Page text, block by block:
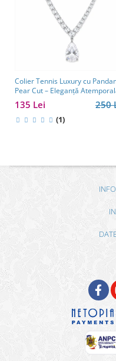
Colier Tennis Luxury cu
Pear Cut – Eleganță
250
135 Lei
(1)